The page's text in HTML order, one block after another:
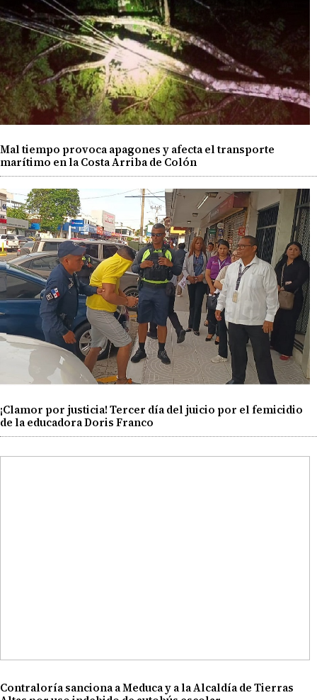
Mal tiempo provoca apagones y afecta el transporte
marítimo en la Costa Arriba de Colón
¡Clamor por justicia! Tercer día del juicio por el femicidio
de la educadora Doris Franco
Contraloría sanciona a Meduca y a la Alcaldía de Tierras